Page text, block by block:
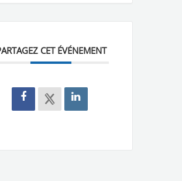
CET ÉVÉNEMENT